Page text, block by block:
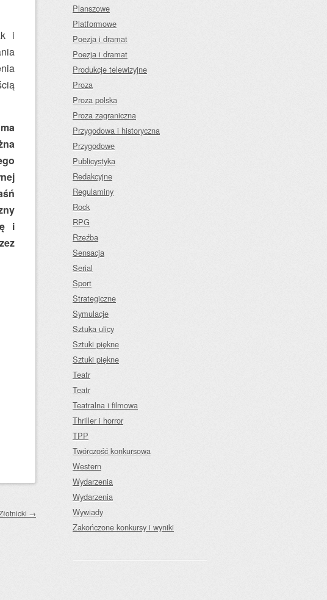
i
i
→
Planszowe
Platformowe
Poezja i dramat
Poezja i dramat
Produkcje telewizyjne
Proza
Proza polska
Proza zagraniczna
Przygodowa i historyczna
Przygodowe
Publicystyka
Redakcyjne
Regulaminy
Rock
RPG
Rzeźba
Sensacja
Serial
Sport
Strategiczne
Symulacje
Sztuka ulicy
Sztuki piękne
Sztuki piękne
Teatr
Teatr
Teatralna i filmowa
Thriller i horror
TPP
Twórczość konkursowa
Western
Wydarzenia
Wydarzenia
Wywiady
Zakończone konkursy i wyniki